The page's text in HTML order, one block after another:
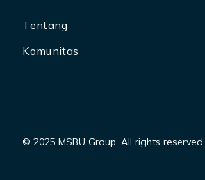
Tentang
Komunitas
© 2025 MSBU Group. All rights reserved.